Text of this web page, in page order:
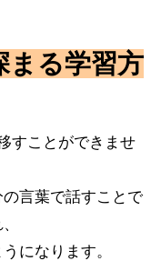
る学習方
すことができませ
言葉で話すことで
になります。